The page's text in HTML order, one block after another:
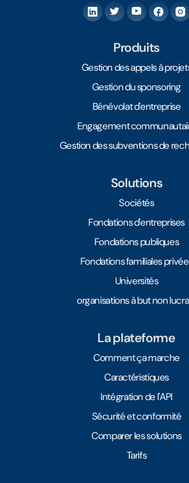
Produits
Gestion des appels à
Gestion du sponsoring
Bénévolat d'entreprise
Engagement
Gestion des subventions de
Solutions
Sociétés
Fondations d'entreprises
Fondations publiques
Fondations familiales
Universités
organisations à but non
La plateforme
Comment ça marche
Caractéristiques
Intégration de l'API
Sécurité et conformité
Comparer les solutions
Tarifs